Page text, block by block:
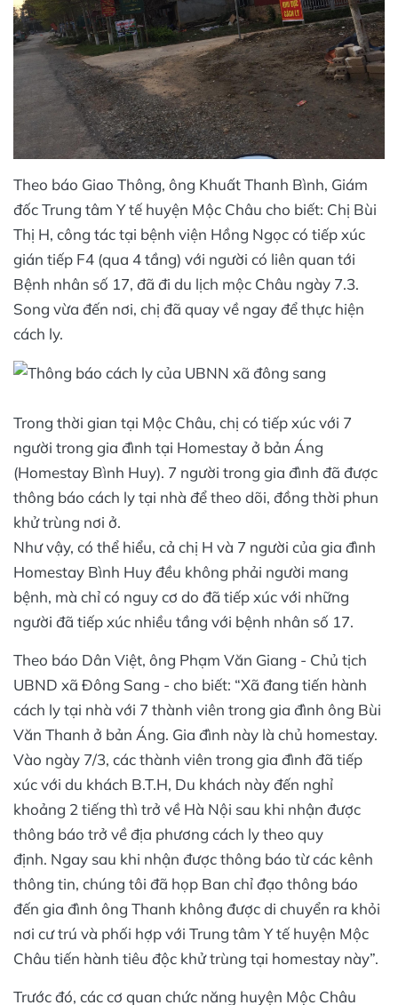
Theo báo Giao Thông, ông Khuất Thanh Bình, Giám
đốc Trung tâm Y tế huyện Mộc Châu cho biết: Chị Bùi
Thị H, công tác tại bệnh viện Hồng Ngọc có tiếp xúc
gián tiếp F4 (qua 4 tầng) với người có liên quan tới
Bệnh nhân số 17, đã đi du lịch mộc Châu ngày 7.3.
Song vừa đến nơi, chị đã quay về ngay để thực hiện
cách ly.
Trong thời gian tại Mộc Châu, chị có tiếp xúc với 7
người trong gia đình tại Homestay ở bản Áng
(Homestay Bình Huy). 7 người trong gia đình đã được
thông báo cách ly tại nhà để theo dõi, đồng thời phun
khử trùng nơi ở.
Như vậy, có thể hiểu, cả chị H và 7 người của gia đình
Homestay Bình Huy đều không phải người mang
bệnh, mà chỉ có nguy cơ do đã tiếp xúc với những
người đã tiếp xúc nhiều tầng với bệnh nhân số 17.
Theo báo Dân Việt, ông Phạm Văn Giang - Chủ tịch
UBND xã Đông Sang - cho biết: “Xã đang tiến hành
cách ly tại nhà với 7 thành viên trong gia đình ông Bùi
Văn Thanh ở bản Áng. Gia đình này là chủ homestay.
Vào ngày 7/3, các thành viên trong gia đình đã tiếp
xúc với du khách B.T.H, Du khách này đến nghỉ
khoảng 2 tiếng thì trở về Hà Nội sau khi nhận được
thông báo trở về địa phương cách ly theo quy
định. Ngay sau khi nhận được thông báo từ các kênh
thông tin, chúng tôi đã họp Ban chỉ đạo thông báo
đến gia đình ông Thanh không được di chuyển ra khỏi
nơi cư trú và phối hợp với Trung tâm Y tế huyện Mộc
Châu tiến hành tiêu độc khử trùng tại homestay này”.
Trước đó, các cơ quan chức năng huyện Mộc Châu